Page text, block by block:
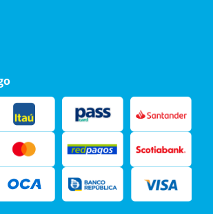
de las condiciones para el tratamiento de
y doy mi consentimiento, tal y como se